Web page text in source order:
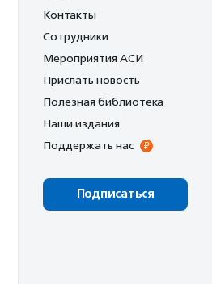
Контакты
Сотрудники
Мероприятия АСИ
Прислать новость
Полезная библиотека
Наши издания
Поддержать нас
Подписаться